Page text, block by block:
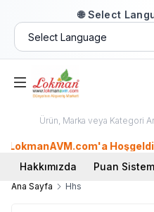
🌐 Select
LokmanAVM.com'a
Hakkımızda
Puan
Ana Sayfa Hhs